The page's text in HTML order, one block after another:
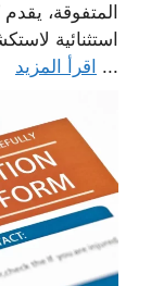
المتفوقة،
استثنائية
... اقرأ المزيد